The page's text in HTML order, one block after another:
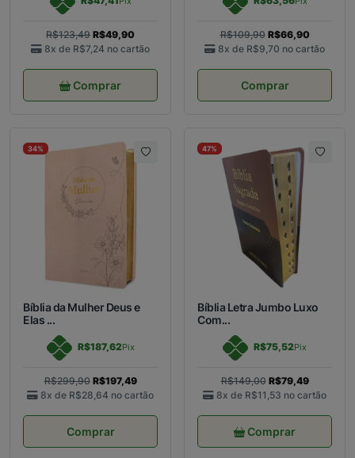
R$123,49 R$49,90
8x de R$7,24 no cartão
Comprar
R$109,90 R$66,90
8x de R$9,70 no cartão
Comprar
34%
Bíblia da Mulher Deus e
Elas ...
R$187,62Pix
R$299,90 R$197,49
8x de R$28,64 no cartão
Comprar
47%
Bíblia Letra Jumbo Luxo
Com...
R$75,52Pix
R$149,00 R$79,49
8x de R$11,53 no cartão
Comprar